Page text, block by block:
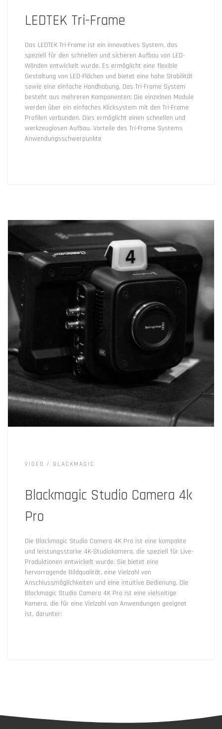
LEDTEK Tri-Frame
Das LEDTEK Tri-Frame ist ein innovatives System, das
speziell für den schnellen und sicheren Aufbau von LED-
Wänden entwickelt wurde. Es ermöglicht eine flexible
Gestaltung von LED-Flächen und bietet eine hohe Stabilität
sowie eine einfache Handhabung. Das Tri-Frame System
besteht aus mehreren Komponenten: Die einzelnen Module
werden über ein einfaches Klicksystem mit den Tri-Frame
Profilen verbunden. Dies ermöglicht einen schnellen und
werkzeuglosen Aufbau. Vorteile des Tri-Frame Systems
Anwendungsschwerpunkte
VIDEO BLACKMAGIC
Blackmagic Studio Camera 4k
Pro
Die Blackmagic Studio Camera 4K Pro ist eine kompakte
und leistungsstarke 4K-Studiokamera, die speziell für Live-
Produktionen entwickelt wurde. Sie bietet eine
hervorragende Bildqualität, eine Vielzahl von
Anschlussmöglichkeiten und eine intuitive Bedienung. Die
Blackmagic Studio Camera 4K Pro ist eine vielseitige
Kamera, die für eine Vielzahl von Anwendungen geeignet
ist, darunter: